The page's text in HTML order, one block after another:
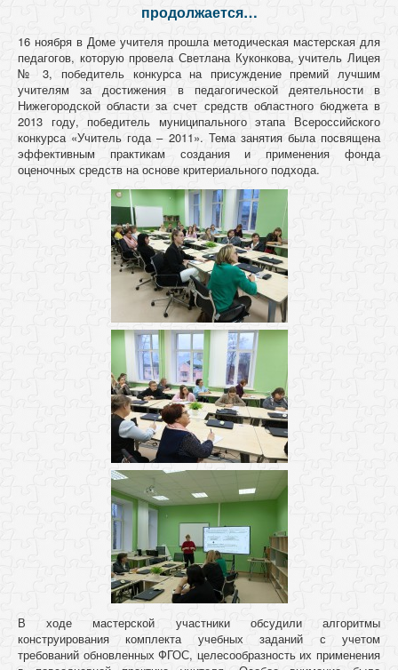
продолжается…
16 ноября в Доме учителя прошла методическая мастерская для
педагогов, которую провела Светлана Куконкова, учитель Лицея
№ 3, победитель конкурса на присуждение премий лучшим
учителям за достижения в педагогической деятельности в
Нижегородской области за счет средств областного бюджета в
2013 году, победитель муниципального этапа Всероссийского
конкурса «Учитель года – 2011». Тема занятия была посвящена
эффективным практикам создания и применения фонда
оценочных средств на основе критериального подхода.
В ходе мастерской участники обсудили алгоритмы
конструирования комплекта учебных заданий с учетом
требований обновленных ФГОС, целесообразность их применения